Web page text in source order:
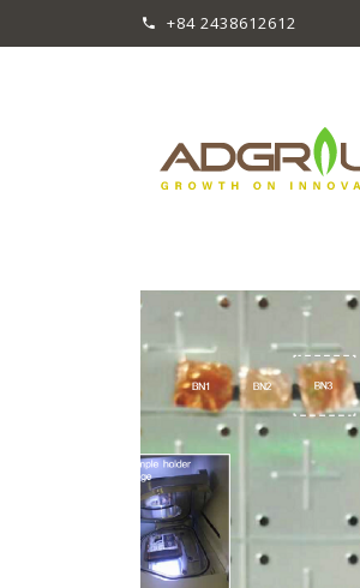
+84 2438612612